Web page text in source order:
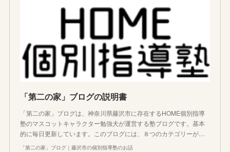
「第二の家」ブログの説明書
「第二の家」ブログは、神奈川県藤沢市に存在するHOME個別指導
塾のマスコットキャラクター勉強犬が運営する塾ブログです。基本
的に毎日更新しています。このブログには、８つのカテゴリーが…
「第二の家」ブログ｜藤沢市の個別指導塾のお話